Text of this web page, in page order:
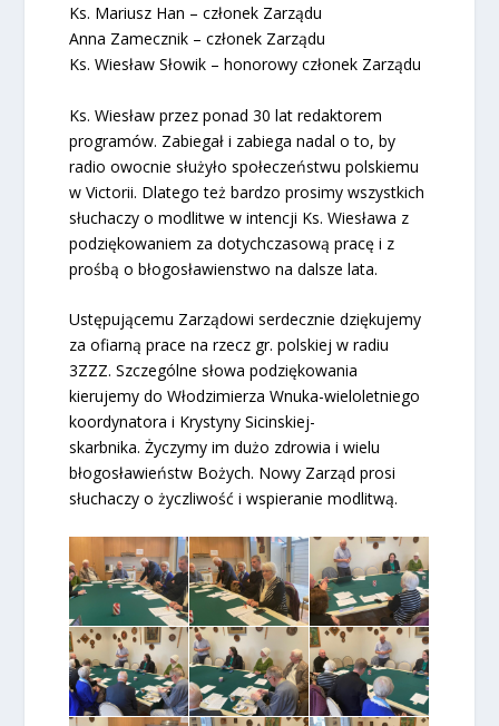
Ks. Mariusz Han – członek Zarządu
Anna Zamecznik – członek Zarządu
Ks. Wiesław Słowik – honorowy członek Zarządu
Ks. Wiesław przez ponad 30 lat redaktorem
programów. Zabiegał i zabiega nadal o to, by
radio owocnie służyło społeczeństwu polskiemu
w Victorii. Dlatego też bardzo prosimy wszystkich
słuchaczy o modlitwe w intencji Ks. Wiesława z
podziękowaniem za dotychczasową pracę i z
prośbą o błogosławienstwo na dalsze lata.
Ustępującemu Zarządowi serdecznie dziękujemy
za ofiarną prace na rzecz gr. polskiej w radiu
3ZZZ. Szczególne słowa podziękowania
kierujemy do Włodzimierza Wnuka-wieloletniego
koordynatora i Krystyny Sicinskiej-
skarbnika. Życzymy im dużo zdrowia i wielu
błogosławieństw Bożych. Nowy Zarząd prosi
słuchaczy o życzliwość i wspieranie modlitwą.